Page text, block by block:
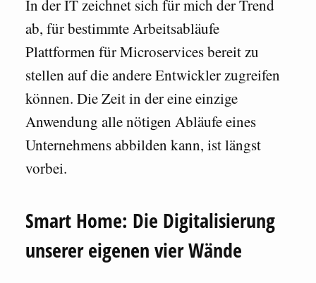
In der IT zeichnet sich für mich der Trend
ab, für bestimmte Arbeitsabläufe
Plattformen für Microservices bereit zu
stellen auf die andere Entwickler zugreifen
können. Die Zeit in der eine einzige
Anwendung alle nötigen Abläufe eines
Unternehmens abbilden kann, ist längst
vorbei.
Smart Home: Die Digitalisierung
unserer eigenen vier Wände